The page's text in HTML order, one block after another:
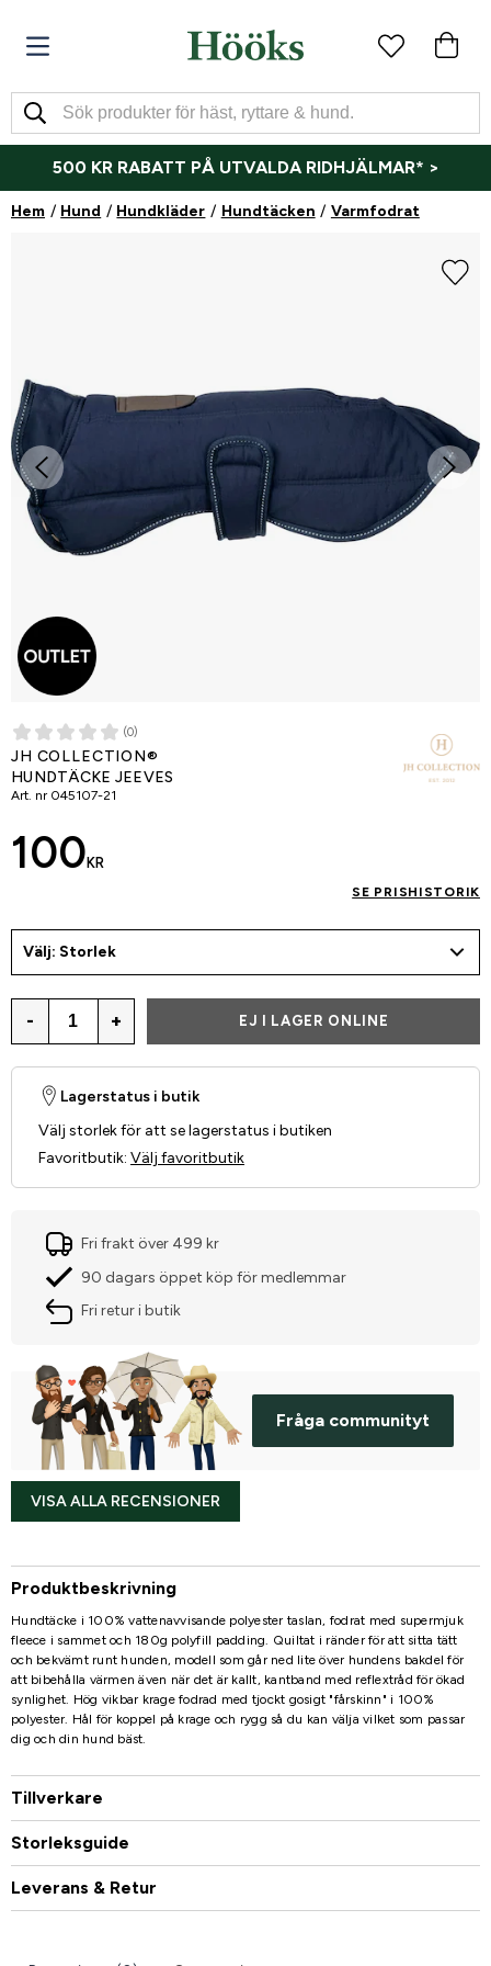
500 KR RABATT PÅ UTVALDA RIDHJÄLMAR* >
Hem Hund Hundkläder Hundtäcken Varmfodrat
(0)
JH COLLECTION®
HUNDTÄCKE JEEVES
Art. nr 045107-21
100 KR
SE PRISHISTORIK
Välj: Storlek
- + EJ I LAGER ONLINE
Lagerstatus i butik
Välj storlek för att se lagerstatus i butiken
Favoritbutik: Välj favoritbutik
Fri frakt över 499 kr
90 dagars öppet köp för medlemmar
Fri retur i butik
Fråga communityt
VISA ALLA RECENSIONER
Produktbeskrivning
Hundtäcke i 100% vattenavvisande polyester taslan, fodrat med supermjuk
fleece i sammet och 180g polyfill padding. Quiltat i ränder för att sitta tätt
och bekvämt runt hunden, modell som går ned lite över hundens bakdel för
att bibehålla värmen även när det är kallt, kantband med reflextråd för ökad
synlighet. Hög vikbar krage fodrad med tjockt gosigt "fårskinn" i 100%
polyester. Hål för koppel på krage och rygg så du kan välja vilket som passar
dig och din hund bäst.
Tillverkare
Storleksguide
Leverans & Retur